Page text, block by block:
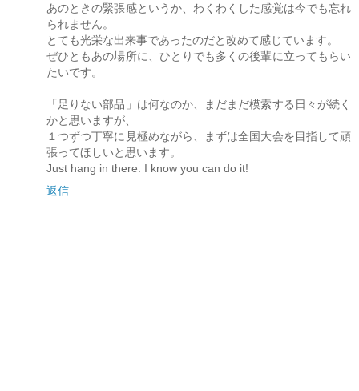
あのときの緊張感というか、わくわくした感覚は今でも忘れ
られません。
とても光栄な出来事であったのだと改めて感じています。
ぜひともあの場所に、ひとりでも多くの後輩に立ってもらい
たいです。
「足りない部品」は何なのか、まだまだ模索する日々が続く
かと思いますが、
１つずつ丁寧に見極めながら、まずは全国大会を目指して頑
張ってほしいと思います。
Just hang in there. I know you can do it!
返信